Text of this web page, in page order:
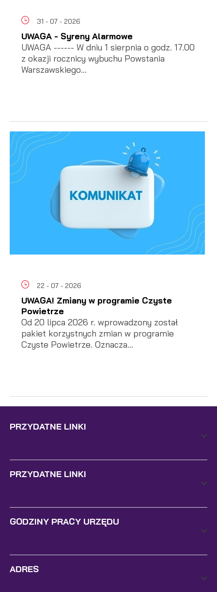
31 - 07 - 2026
UWAGA - Syreny Alarmowe
UWAGA ------ W dniu 1 sierpnia o godz. 17.00
z okazji rocznicy wybuchu Powstania
Warszawskiego...
22 - 07 - 2026
UWAGA! Zmiany w programie Czyste
Powietrze
Od 20 lipca 2026 r. wprowadzony został
pakiet korzystnych zmian w programie
Czyste Powietrze. Oznacza...
PRZYDATNE LINKI
PRZYDATNE LINKI
GODZINY PRACY URZĘDU
ADRES